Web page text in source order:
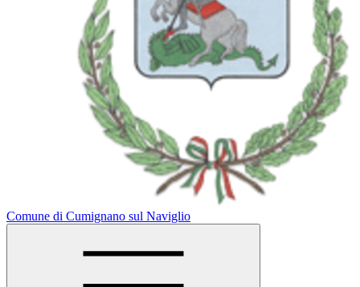
Comune di Cumignano sul Naviglio